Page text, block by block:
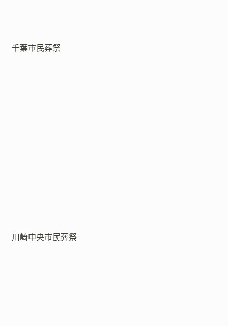
千葉市民葬祭
川崎中央市民葬祭